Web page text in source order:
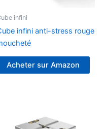
infini
infini anti-stress rouge
Acheter sur Amazon